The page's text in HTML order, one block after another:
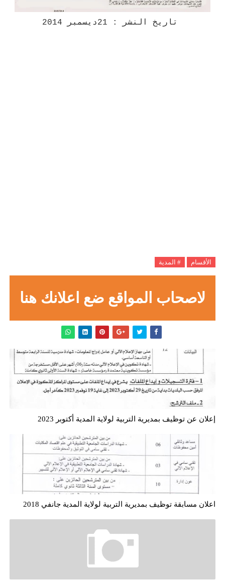
تاريخ النشر : 21ديسمبر 2014
الأقسام # المدية
لاصحاب المواقع ضع اعلانك هنا
إعلان عن توظيف بمديرية التربية لولاية المدية أكتوبر 2023
اعلان مسابقة توظيف بمديرية التربية لولاية المدية جانفي 2018